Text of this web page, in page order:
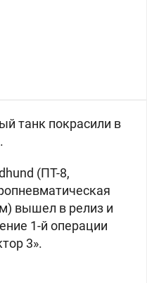
танк покрасили в
(ПТ-8,
вышел в релиз и
1-й операции
3».